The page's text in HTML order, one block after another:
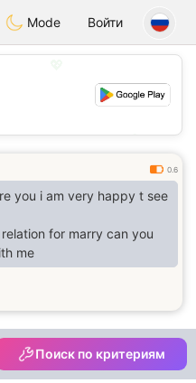
Dating
Mode Войти
💕
0.6
you i am very happy t see
for marry can you
me
Поиск по критериям